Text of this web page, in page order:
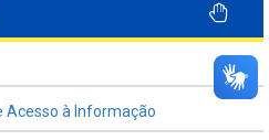
Acesso à Informação